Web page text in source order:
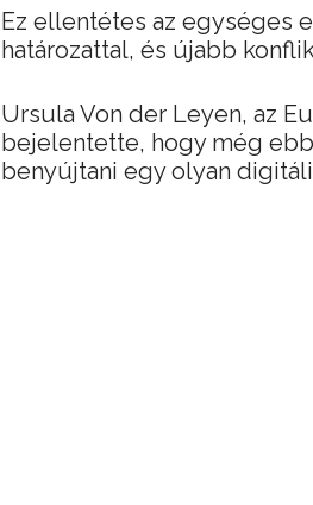
Ez ellentétes az egységes
határozattal, és újabb
Ursula Von der Leyen, az
bejelentette, hogy még
benyújtani egy olyan